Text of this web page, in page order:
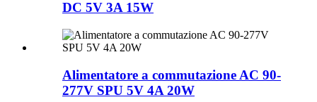
DC 5V 3A 15W
Alimentatore a commutazione AC 90-
277V SPU 5V 4A 20W